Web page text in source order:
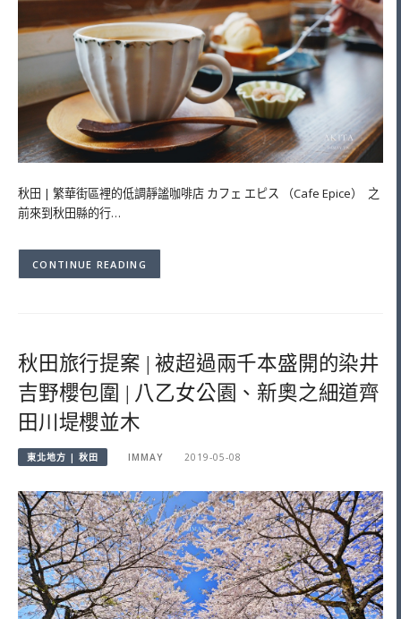
秋田 | 繁華街區裡的低調靜謐咖啡店 カフェ エピス （Cafe Epice） 之
前來到秋田縣的行…
CONTINUE READING
秋田旅行提案 | 被超過兩千本盛開的染井
吉野櫻包圍 | 八乙女公園、新奧之細道齊
田川堤櫻並木
東北地方 | 秋田 IMMAY 2019-05-08